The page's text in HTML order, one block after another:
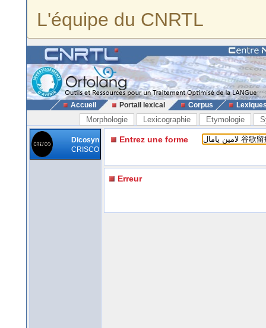
L'équipe du CNRTL
Accueil Portail lexical Corpus
Morphologie Lexicographie Etymologie
Dicosyn
CRISCO
Entrez une forme
Erreur